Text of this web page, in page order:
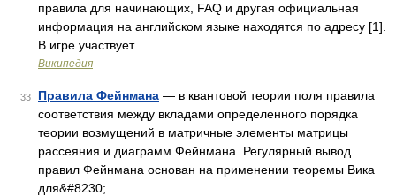
правила для начинающих, FAQ и другая официальная
информация на английском языке находятся по адресу [1].
В игре участвует …
Википедия
33 Правила Фейнмана — в квантовой теории поля правила
соответствия между вкладами определенного порядка
теории возмущений в матричные элементы матрицы
рассеяния и диаграмм Фейнмана. Регулярный вывод
правил Фейнмана основан на применении теоремы Вика
для&#8230; …